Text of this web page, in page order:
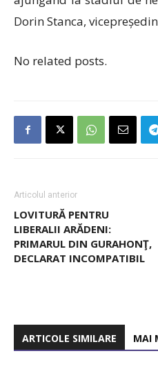
Dorin Stanca,
No related posts.
Articolul anterior
LOVITURĂ PENTRU
LIBERALII ARĂDENI:
PRIMARUL DIN GURAHONŢ,
DECLARAT INCOMPATIBIL
ARTICOLE SIMILARE MAI